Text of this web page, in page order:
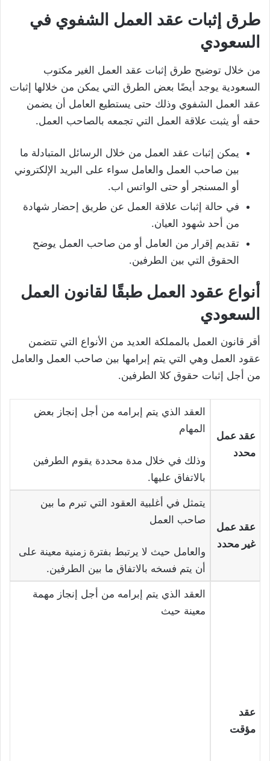
طرق إثبات عقد العمل الشفوي في
السعودي
من خلال توضيح طرق إثبات عقد العمل الغير مكتوب
السعودية يوجد أيضًا بعض الطرق التي يمكن من خلالها إثبات
عقد العمل الشفوي وذلك حتى يستطيع العامل أن يضمن
حقه أو يثبت علاقة العمل التي تجمعه بالصاحب العمل.
يمكن إثبات عقد العمل من خلال الرسائل المتبادلة ما
بين صاحب العمل والعامل سواء على البريد الإلكتروني
أو المسنجر أو حتى الواتس اب.
في حالة إثبات علاقة العمل عن طريق إحضار شهادة
من أحد شهود العيان.
تقديم إقرار من العامل أو من صاحب العمل يوضح
الحقوق التي بين الطرفين.
أنواع عقود العمل طبقًا لقانون العمل
السعودي
أقر قانون العمل بالمملكة العديد من الأنواع التي تتضمن
عقود العمل وهي التي يتم إبرامها بين صاحب العمل والعامل
من أجل إثبات حقوق كلا الطرفين.
عقد عمل
محدد
العقد الذي يتم إبرامه من أجل إنجاز بعض
المهام
وذلك في خلال مدة محددة يقوم الطرفين
بالاتفاق عليها.
عقد عمل
غير محدد
يتمثل في أغلبية العقود التي تبرم ما بين
صاحب العمل
والعامل حيث لا يرتبط بفترة زمنية معينة على
أن يتم فسخه بالاتفاق ما بين الطرفين.
عقد
مؤقت
العقد الذي يتم إبرامه من أجل إنجاز مهمة
معينة حيث